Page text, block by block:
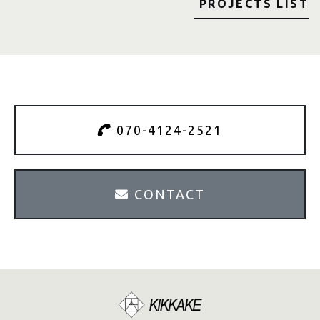
PROJECTS LIST
070-4124-2521
CONTACT